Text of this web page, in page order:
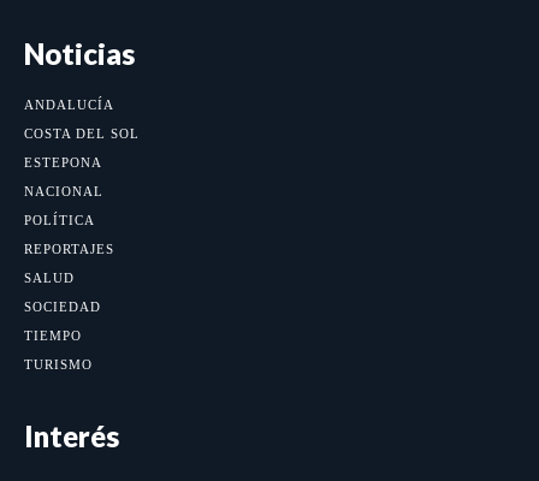
Noticias
ANDALUCÍA
COSTA DEL SOL
ESTEPONA
NACIONAL
POLÍTICA
REPORTAJES
SALUD
SOCIEDAD
TIEMPO
TURISMO
Interés